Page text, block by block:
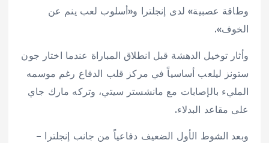
وطاقة عصبية» لدى إنجلترا و«أسلوب لعب ينم عن
الخوف».
وأثار توخيل الدهشة قبل انطلاق المباراة عندما اختار جون
ستونز ليلعب أساسياً في مركز قلب الدفاع رغم موسمه
المليء بالإصابات مع مانشستر سيتي، وتركه مارك جاي
على مقاعد البدلاء.
وبعد الشوط الأول الضعيف دفاعياً من جانب إنجلترا –